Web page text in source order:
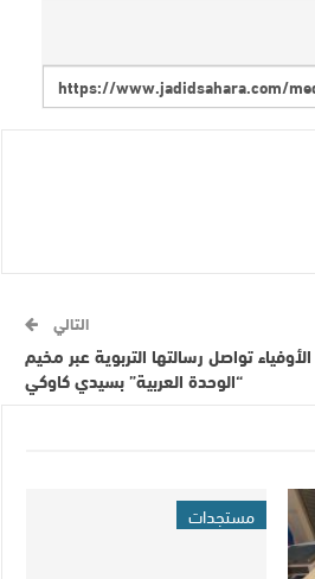
التالي
تواصل رسالتها التربوية عبر مخيم
“الوحدة العربية” بسيدي كاوكي
مستجدات